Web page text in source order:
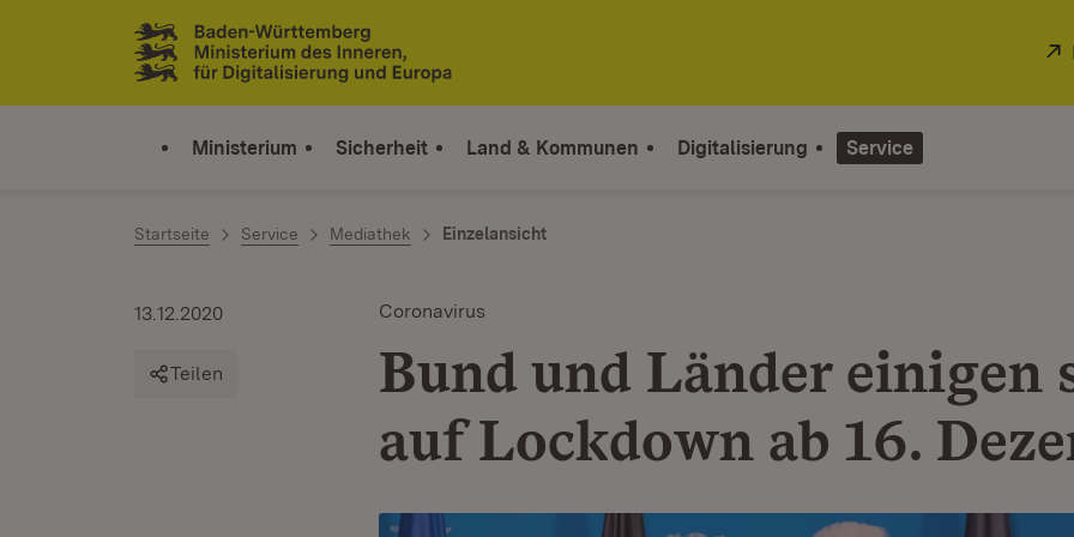
Zum Inhalt springen
Link zur Startseite
Ministerium Sicherheit Land & Kommunen Digitalisierung Service
Startseite Service Mediathek Einzelansicht
Coronavirus
Bund und Länder einigen
auf Lockdown ab 16.
13.12.2020
Teilen